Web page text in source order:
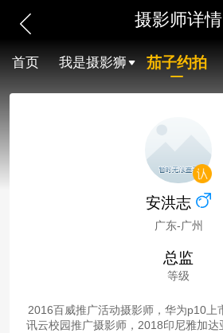
摄影师详情
首页 我是摄影狮 茄子约拍
安洪志
广东-广州
总监
等级
2016百威推广活动摄影师，华为p10上
讯云校园推广摄影师，2018印尼雅加